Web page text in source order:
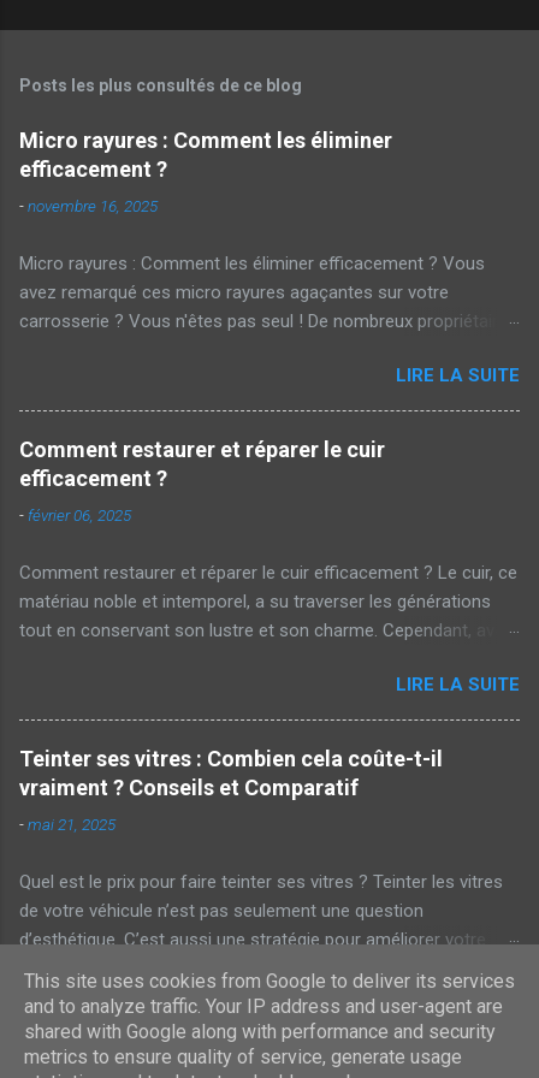
Posts les plus consultés de ce blog
Micro rayures : Comment les éliminer
efficacement ?
-novembre 16, 2025
Micro rayures : Comment les éliminer efficacement ? Vous
avez remarqué ces micro rayures agaçantes sur votre
carrosserie ? Vous n'êtes pas seul ! De nombreux propriétaires
embêtantes . Mais alors, comment les éliminer efficacement ?
Cet article vous dévoile les secrets d'un polissage réussi.
Qu'est-ce qu'une micro rayure ? Les micro rayures sont de
petites égratignures superficielles qui apparaissent souvent sur
courantes telles que le lavage manuel avec un chiffon rugueux
Bien que discrètes, elles ternissent l'éclat de votre voiture.
Impact sur l'esthétique et la valeur Pour beaucoup, ces micro
rayures représentent un défaut esthétique majeur. En effet, une
Inversement, une carrosserie marquée peut laisser transp...
LIRE LA SUITE
Comment restaurer et réparer le cuir
efficacement ?
- février 06, 2025
Comment restaurer et réparer le cuir efficacement ? Le cuir, ce
matériau noble et intemporel, a su traverser les générations
tout en conservant son lustre et son charme. Cependant, avec
coup de neuf. Alors, comment restaurer et réparer le cuir
efficacement ? Pourquoi restaurer le cuir ? Avant de plonger
dans les techniques de restauration, il est crucial de
comprendre pourquoi cela est nécessaire. Le cuir, bien qu'il soit
résistant, peut perdre de son éclat à cause de divers facteurs :
Exposition prolongée au soleil Humidité et sécheresse Usure
préserver sa durabilité et son esthétique. Les étapes
essentielles de la réparation du cuir Évaluation de l'état du cuir
Tout d'abord, il est nécessaire d'évaluer l'état du cuir. Est-il
craquelé, décoloré ou taché ? Cette évaluation vous aidera à
déterminer les outils et produits ...
LIRE LA SUITE
Teinter ses vitres : Combien cela coûte-t-il
vraiment ? Conseils et Comparatif
-mai 21, 2025
Quel est le prix pour faire teinter ses vitres ? Teinter les vitres
de votre véhicule n’est pas seulement une question
d’esthétique. C’est aussi une stratégie pour améliorer votre
confort et votre sécurité. Mais alors, quels sont les coûts
associés à cette opération et comment choisir le bon
prestataire ? Découvrons ensemble les réponses à ces
questions. Pourquoi teinter ses vitres ? Tout d’abord, il est
LIRE LA SUITE
This site uses cookies from Google to deliver its services
and to analyze traffic. Your IP address and user-agent are
shared with Google along with performance and security
metrics to ensure quality of service, generate usage